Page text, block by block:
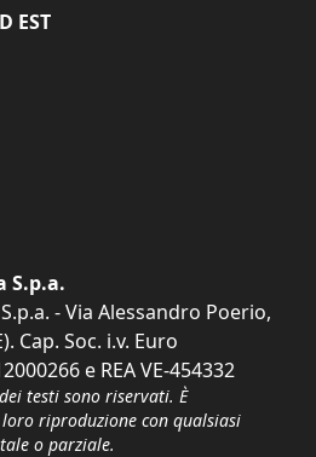
EST
S.p.a.
- Via Alessandro Poerio,
Cap. Soc. i.v. Euro
e REA VE-454332
testi sono riservati. È
riproduzione con qualsiasi
o parziale.